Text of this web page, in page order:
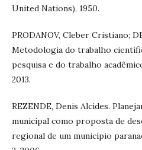
United Nations), 1950.
PRODANOV, Cleber Cristiano;
Metodologia do trabalho
pesquisa e do trabalho
2013.
REZENDE, Denis Alcides.
municipal como proposta de
regional de um município